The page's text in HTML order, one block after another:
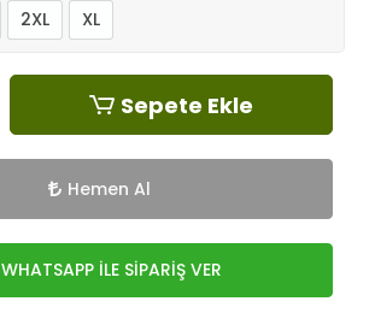
2XL XL
Sepete Ekle
Hemen Al
WHATSAPP İLE SİPARİŞ VER